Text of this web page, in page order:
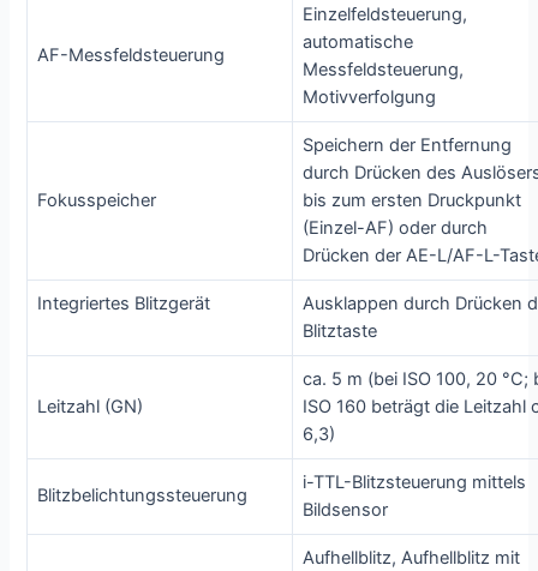
AF-Messfeldsteuerung
Einzelfeldsteuerung,
automatische
Messfeldsteuerung,
Motivverfolgung
Fokusspeicher
Speichern der Entfernung
durch Drücken des
bis zum ersten Druckpunkt
(Einzel-AF) oder durch
Drücken der AE-L/AF-L-
Integriertes Blitzgerät
Ausklappen durch Drücken
Blitztaste
Leitzahl (GN)
ca. 5 m (bei ISO 100, 20 °C;
ISO 160 beträgt die Leitzahl
6,3)
Blitzbelichtungssteuerung
i-TTL-Blitzsteuerung mittels
Bildsensor
Aufhellblitz, Aufhellblitz mit